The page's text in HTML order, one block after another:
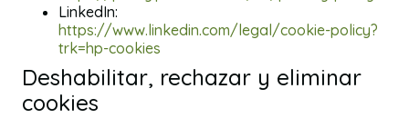
LinkedIn:
https://www.linkedin.com/legal/cookie-policy?
trk=hp-cookies
Deshabilitar, rechazar y eliminar
cookies